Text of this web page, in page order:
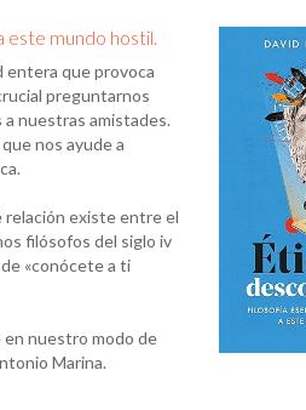
mundo hostil.
entera que provoca
preguntarnos
nuestras amistades.
nos ayude a
relación existe entre el
filósofos del siglo iv
«conócete a ti
nuestro modo de
Marina.